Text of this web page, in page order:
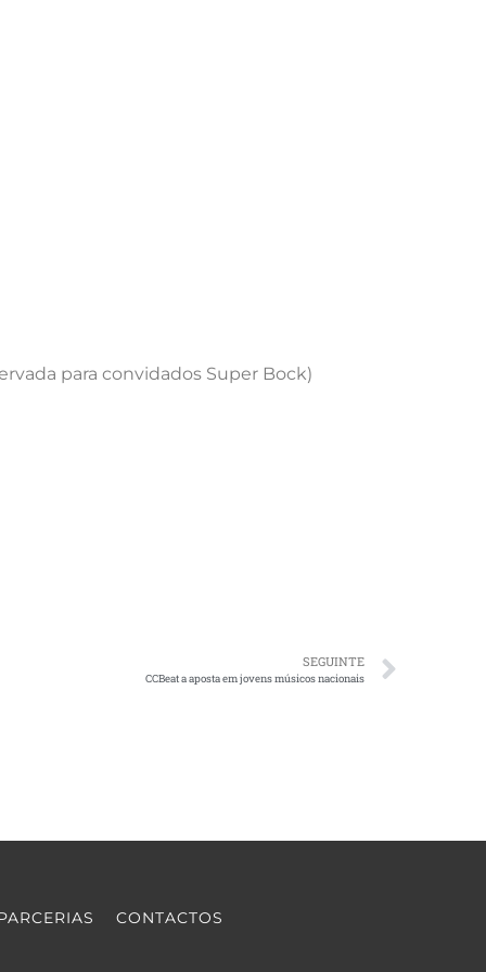
para convidados Super Bock)
SEGUINTE
CCBeat a aposta em jovens músicos nacionais
CONTACTOS